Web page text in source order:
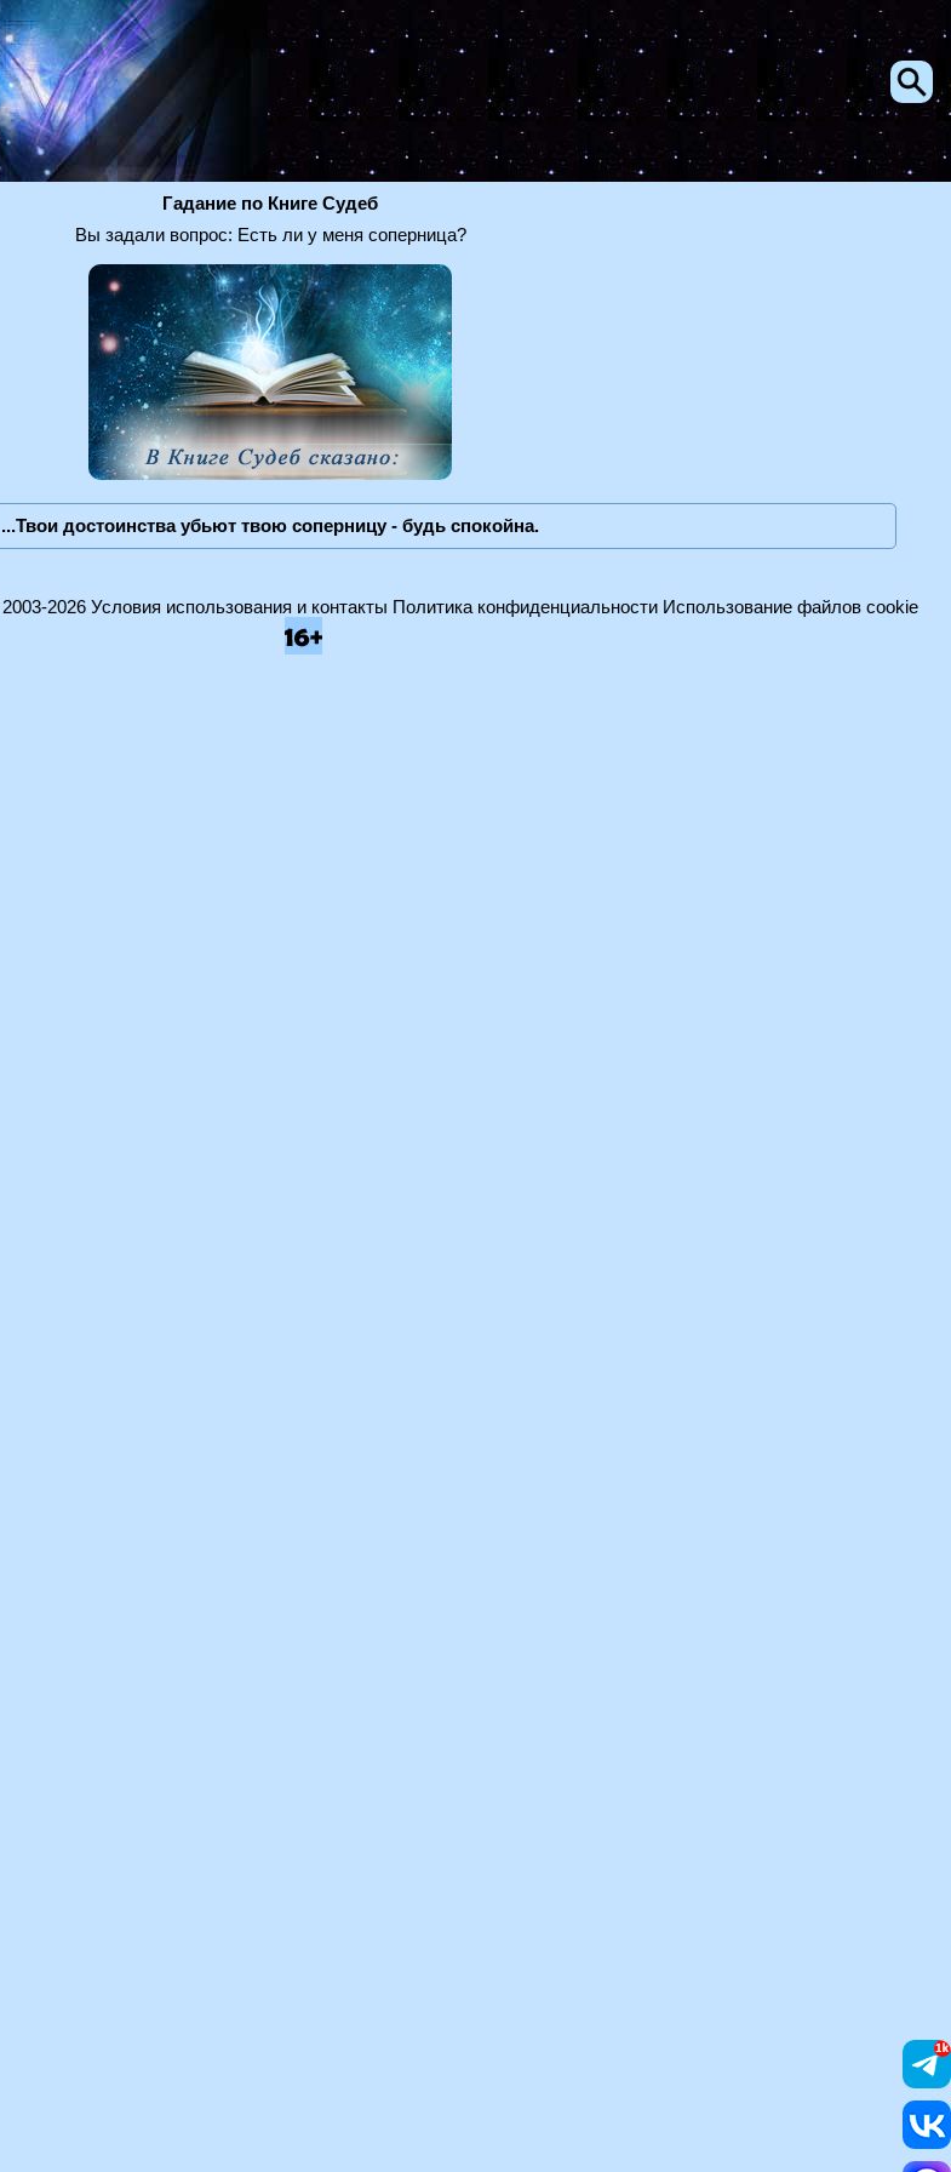
Гадание по Книге Судеб
Вы задали вопрос: Есть ли у меня соперница?
...Твои достоинства убьют твою соперницу - будь спокойна.
2026 Условия использования и контакты Политика конфиденциальности Использование файлов cookie